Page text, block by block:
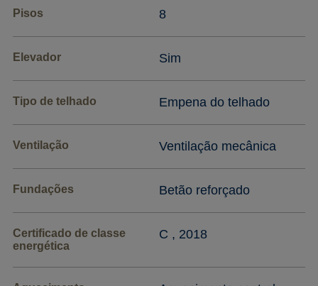
Pisos 8
Elevador Sim
Tipo de telhado Empena do telhado
Ventilação Ventilação mecânica
Fundações Betão reforçado
Certificado de classe
energética
C , 2018